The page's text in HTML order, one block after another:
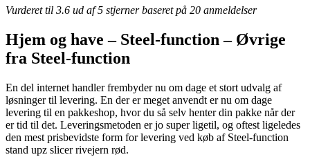
Vurderet til 3.6 ud af 5 stjerner baseret på 20 anmeldelser
Hjem og have – Steel-function – Øvrige
fra Steel-function
En del internet handler frembyder nu om dage et stort udvalg af
løsninger til levering. En der er meget anvendt er nu om dage
levering til en pakkeshop, hvor du så selv henter din pakke når der
er tid til det. Leveringsmetoden er jo super ligetil, og oftest ligeledes
den mest prisbevidste form for levering ved køb af Steel-function
stand upz slicer rivejern rød.